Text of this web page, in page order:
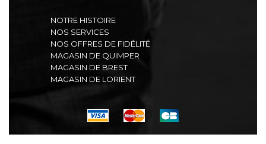
NOTRE HISTOIRE
NOS SERVICES
NOS OFFRES DE FIDÉLITÉ
MAGASIN DE QUIMPER
MAGASIN DE BREST
MAGASIN DE LORIENT